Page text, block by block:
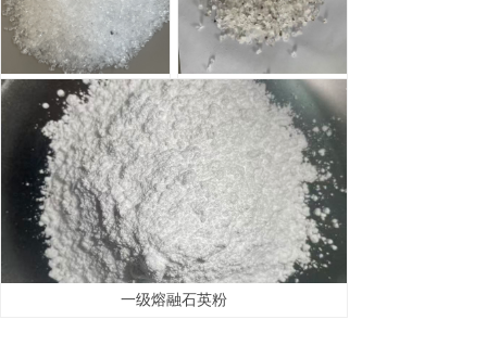
二级熔融石英砂 三级熔融石英砂
一级熔融石英粉